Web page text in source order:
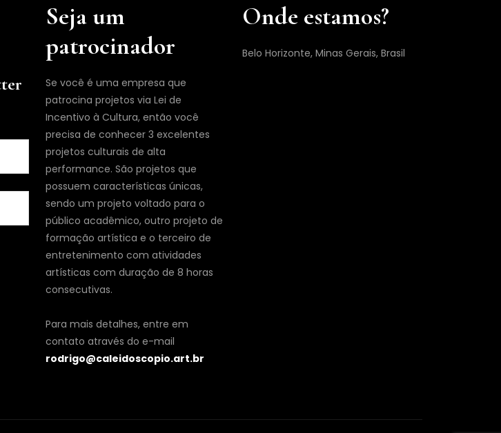
Seja um
patrocinador
Se você é uma empresa que
patrocina projetos via Lei de
Incentivo à Cultura, então você
precisa de conhecer 3 excelentes
projetos culturais de alta
performance. São projetos que
possuem características únicas,
sendo um projeto voltado para o
público acadêmico, outro projeto de
formação artística e o terceiro de
entretenimento com atividades
artísticas com duração de 8 horas
consecutivas.
Para mais detalhes, entre em
contato através do e-mail
rodrigo@caleidoscopio.art.br
Onde estamos?
Belo Horizonte, Minas Gerais, Brasil